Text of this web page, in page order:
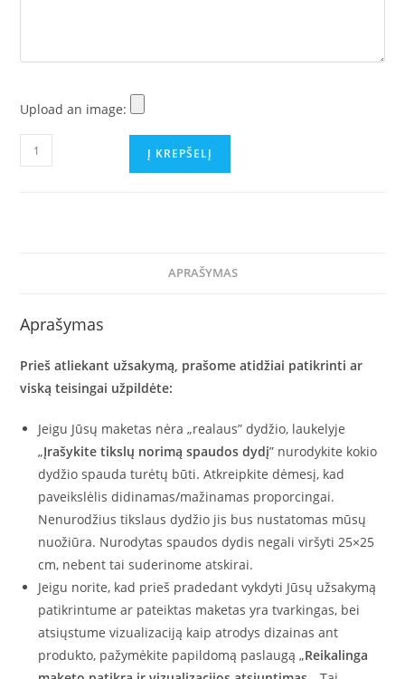
Upload an image:
produkto
kiekis:
(tiesioginė
spauda
-
spalvingumas)
Į KREPŠELĮ
APRAŠYMAS
Aprašymas
Prieš atliekant užsakymą, prašome atidžiai patikrinti ar
viską teisingai užpildėte:
Jeigu Jūsų maketas nėra „realaus” dydžio, laukelyje
„Įrašykite tikslų norimą spaudos dydį” nurodykite kokio
dydžio spauda turėtų būti. Atkreipkite dėmesį, kad
paveikslėlis didinamas/mažinamas proporcingai.
Nenurodžius tikslaus dydžio jis bus nustatomas mūsų
nuožiūra. Nurodytas spaudos dydis negali viršyti 25×25
cm, nebent tai suderinome atskirai.
Jeigu norite, kad prieš pradedant vykdyti Jūsų užsakymą
patikrintume ar pateiktas maketas yra tvarkingas, bei
atsiųstume vizualizaciją kaip atrodys dizainas ant
produkto, pažymėkite papildomą paslaugą „Reikalinga